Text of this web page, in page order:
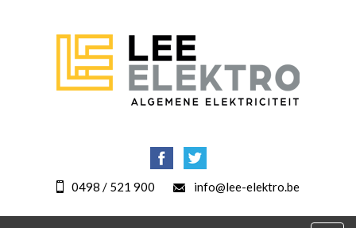
0498 / 521 900 info@lee-elektro.be